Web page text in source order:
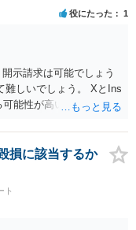
役にたった 1
示請求は可能でしょう
しいでしょう。 XとIns
能性が高いでしょう。
いる場合、今から進め
相手を特定できた場
は可能でしょうか？ →
とができるでしょう。
が認められる場合と認
しょう。
損に該当するか
ト